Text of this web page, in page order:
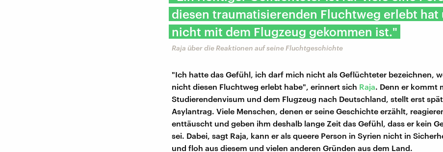
diesen traumatisierenden Fluchtweg erlebt hat
nicht mit dem Flugzeug gekommen ist."
Raja über die Reaktionen auf seine Fluchtgeschichte
"Ich hatte das Gefühl, ich darf mich nicht als Geflüchteter bezeichnen,
nicht diesen Fluchtweg erlebt habe", erinnert sich Raja. Denn er kommt
Studierendenvisum und dem Flugzeug nach Deutschland, stellt erst
Asylantrag. Viele Menschen, denen er seine Geschichte erzählt,
enttäuscht und geben ihm deshalb lange Zeit das Gefühl, dass er kein
sei. Dabei, sagt Raja, kann er als queere Person in Syrien nicht in
und floh aus diesem und vielen anderen Gründen aus dem Land.